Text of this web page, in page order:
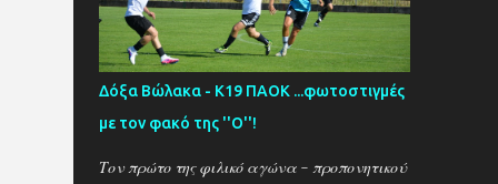
Δόξα Βώλακα - Κ19 ΠΑΟΚ ...φωτοστιγμές
με τον φακό της ''Ο''!
Τον πρώτο της φιλικό αγώνα - προπονητικού